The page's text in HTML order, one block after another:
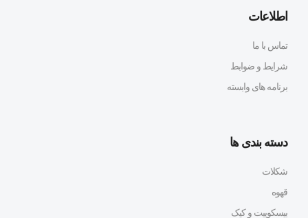
اطلاعات
تماس با ما
شرایط و ضوابط
برنامه های وابسته
دسته بندی ها
شکلات
قهوه
بیسکوییت و کیک